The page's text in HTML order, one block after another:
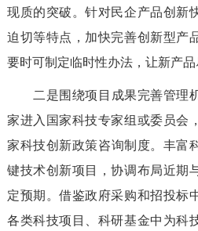
现质的突破 。针对民企产品创新
迫切等特点，加快完善创新型产
要时可制定临时性办法，让新产品
二是围绕项目成果完善管理
家进入国家科技专家组或委员会
家科技创新政策咨询制度。 丰富
键技术创新项目，协调布局近期
定预期。借鉴政府采购和招投标
各类科技项目、科研基金中为科